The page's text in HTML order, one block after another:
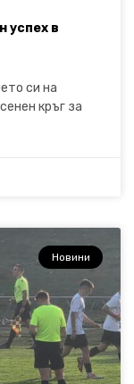
успех в
си на
кръг за
Новини